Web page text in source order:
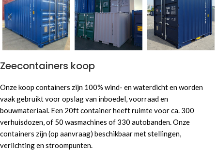
Zeecontainers koop
Onze koop containers zijn 100% wind- en waterdicht en worden
vaak gebruikt voor opslag van inboedel, voorraad en
bouwmateriaal. Een 20ft container heeft ruimte voor ca. 300
verhuisdozen, of 50 wasmachines of 330 autobanden. Onze
containers zijn (op aanvraag) beschikbaar met stellingen,
verlichting en stroompunten.